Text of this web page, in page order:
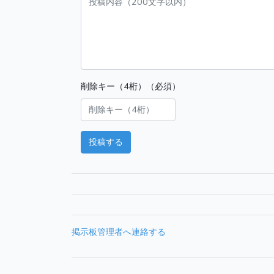
削除キー（4桁）（必須）
投稿する
掲示板管理者へ連絡する